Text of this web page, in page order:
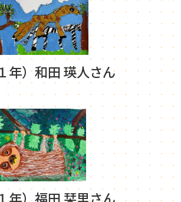
年）和田 瑛人さん
年）福田 栞里さん